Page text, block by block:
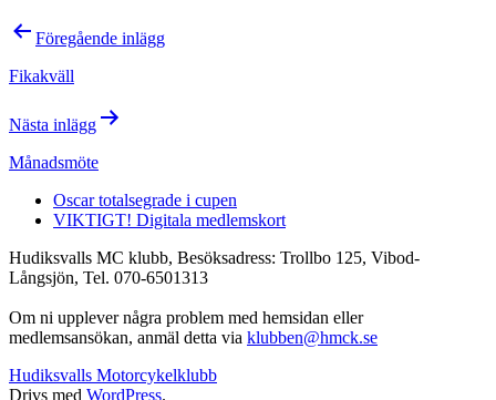
Inläggsnavigering
Föregående inlägg
Fikakväll
Nästa inlägg
Månadsmöte
Oscar totalsegrade i cupen
VIKTIGT! Digitala medlemskort
Hudiksvalls MC klubb, Besöksadress: Trollbo 125, Vibod-
Långsjön, Tel. 070-6501313
Om ni upplever några problem med hemsidan eller
medlemsansökan, anmäl detta via klubben@hmck.se
Hudiksvalls Motorcykelklubb
Drivs med WordPress.